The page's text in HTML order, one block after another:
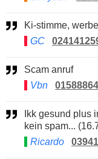
Ki-stimme,
GC
Scam anruf
Vbn
kein spam...
Ricardo